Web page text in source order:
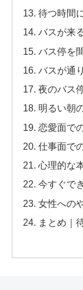
待つ時間
バスが来
バス停を
バスが通
夜のバス
明るい朝
恋愛面で
仕事面で
心理的な
今すぐで
女性への
まとめ｜